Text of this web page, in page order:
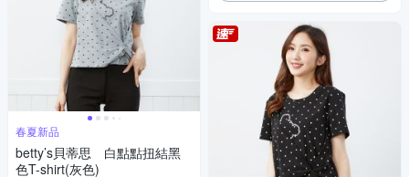
春夏新品
betty’s貝蒂思 白點點扭結黑
色T-shirt(灰色)